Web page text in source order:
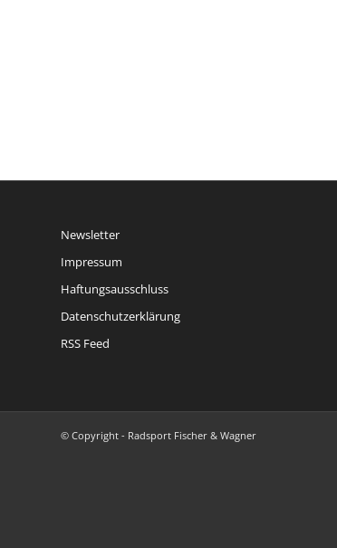
Newsletter
Impressum
Haftungsausschluss
Datenschutzerklärung
RSS Feed
© Copyright - Radsport Fischer & Wagner